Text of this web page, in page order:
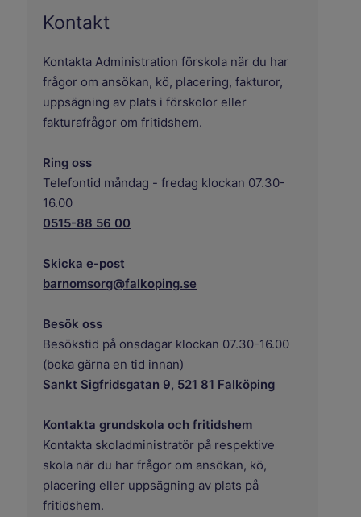
Kontakt
Kontakta Administration förskola när du har
frågor om ansökan, kö, placering, fakturor,
uppsägning av plats i förskolor eller
fakturafrågor om fritidshem.
Ring oss
Telefontid måndag - fredag klockan 07.30-
16.00
0515-88 56 00
Skicka e-post
barnomsorg@falkoping.se
Besök oss
Besökstid på onsdagar klockan 07.30-16.00
(boka gärna en tid innan)
Sankt Sigfridsgatan 9, 521 81 Falköping
Kontakta grundskola och fritidshem
Kontakta skoladministratör på respektive
skola när du har frågor om ansökan, kö,
placering eller uppsägning av plats på
fritidshem.